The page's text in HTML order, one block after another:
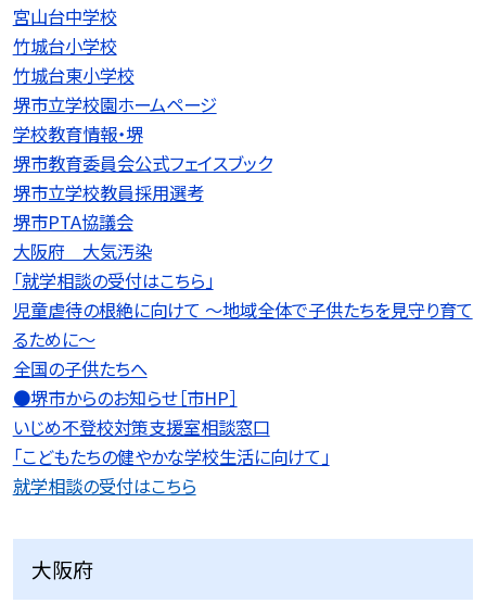
宮山台中学校
竹城台小学校
竹城台東小学校
堺市立学校園ホームページ
学校教育情報・堺
堺市教育委員会公式フェイスブック
堺市立学校教員採用選考
堺市PTA協議会
大阪府 大気汚染
「就学相談の受付はこちら」
児童虐待の根絶に向けて 〜地域全体で子供たちを見守り育て
るために〜
全国の子供たちへ
●堺市からのお知らせ［市HP］
いじめ不登校対策支援室相談窓口
「こどもたちの健やかな学校生活に向けて」
就学相談の受付はこちら
大阪府